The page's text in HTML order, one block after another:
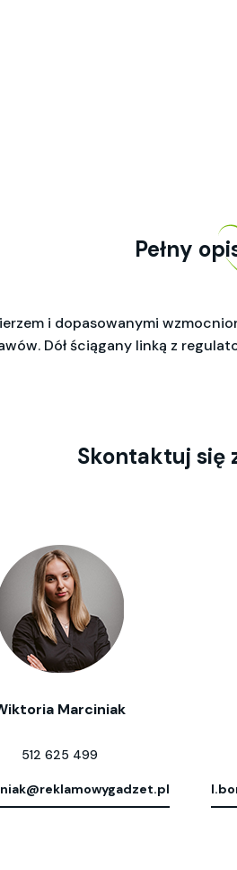
Pełny
i dopasowanymi
Dół ściągany linką z
Skontaktuj się
Marciniak
512 625 499